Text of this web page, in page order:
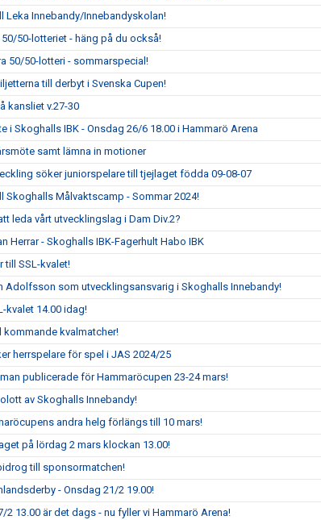
Leka Innebandy/Innebandyskolan!
50-lotteriet - häng på du också!
50/50-lotteri - sommarspecial!
till derbyt i Svenska Cupen!
kansliet v.27-30
i Skoghalls IBK - Onsdag 26/6 18.00 i Hammarö Arena
samt lämna in motioner
söker juniorspelare till tjejlaget födda 09-08-07
Skoghalls Målvaktscamp - Sommar 2024!
leda vårt utvecklingslag i Dam Div.2?
Herrar - Skoghalls IBK-Fagerhult Habo IBK
till SSL-kvalet!
Adolfsson som utvecklingsansvarig i Skoghalls Innebandy!
kvalet 14.00 idag!
kommande kvalmatcher!
herrspelare för spel i JAS 2024/25
publicerade för Hammaröcupen 23-24 mars!
av Skoghalls Innebandy!
andra helg förlängs till 10 mars!
på lördag 2 mars klockan 13.00!
till sponsormatchen!
- Onsdag 21/2 19.00!
2 13.00 är det dags - nu fyller vi Hammarö Arena!